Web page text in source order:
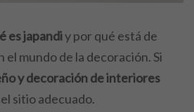
es japandiy por qué está de
el mundo de la decoración. Si
y decoración de interiores
sitio adecuado.